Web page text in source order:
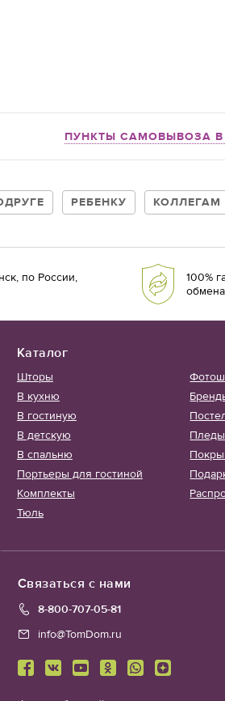
ПУНКТЫ САМОВЫВОЗА В
РЕБЕНКУ КОЛЛЕГАМ
по России,
100%
обмена
Каталог
Шторы
В кухню
В гостиную
В детскую
В спальню
Портьеры для гостиной
Комплекты
Тюль
Пледы
Связаться с нами
8-800-707-05-81
info@TomDom.ru